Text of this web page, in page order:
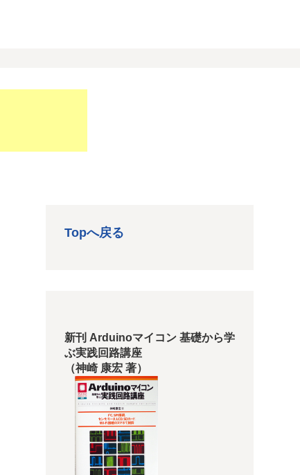
Topへ戻る
新刊 Arduinoマイコン 基礎から学
ぶ実践回路講座
（神崎 康宏 著）